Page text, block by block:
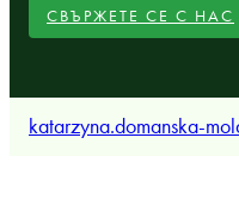
СВЪРЖЕТЕ СЕ С НАС
katarzyna.domanska-